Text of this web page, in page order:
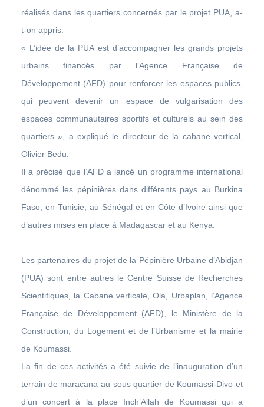
réalisés dans les quartiers concernés par le projet PUA, a-
t-on appris.
« L’idée de la PUA est d’accompagner les grands projets
urbains financés par l’Agence Française de
Développement (AFD) pour renforcer les espaces publics,
qui peuvent devenir un espace de vulgarisation des
espaces communautaires sportifs et culturels au sein des
quartiers », a expliqué le directeur de la cabane vertical,
Olivier Bedu.
Il a précisé que l’AFD a lancé un programme international
dénommé les pépinières dans différents pays au Burkina
Faso, en Tunisie, au Sénégal et en Côte d’Ivoire ainsi que
d’autres mises en place à Madagascar et au Kenya.
Les partenaires du projet de la Pépinière Urbaine d’Abidjan
(PUA) sont entre autres le Centre Suisse de Recherches
Scientifiques, la Cabane verticale, Ola, Urbaplan, l’Agence
Française de Développement (AFD), le Ministère de la
Construction, du Logement et de l’Urbanisme et la mairie
de Koumassi.
La fin de ces activités a été suivie de l’inauguration d’un
terrain de maracana au sous quartier de Koumassi-Divo et
d’un concert à la place Inch’Allah de Koumassi qui a